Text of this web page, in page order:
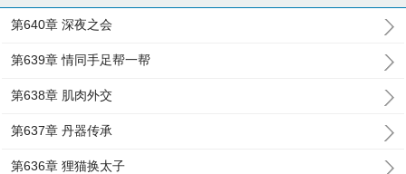
第640章 深夜之会
第639章 情同手足帮一帮
第638章 肌肉外交
第637章 丹器传承
第636章 狸猫换太子